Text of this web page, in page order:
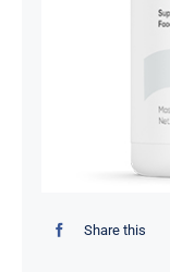
Share this